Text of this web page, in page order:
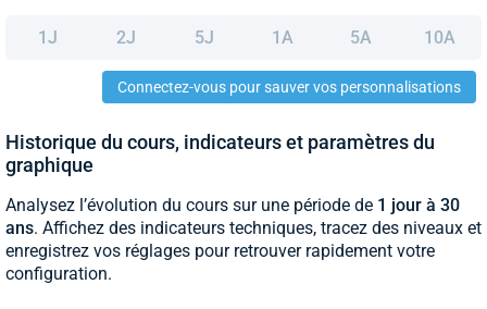
1J 2J 5J 1A 5A 10A
Connectez-vous pour sauver vos personnalisations
Historique du cours, indicateurs et paramètres du
graphique
Analysez l’évolution du cours sur une période de 1 jour à 30
ans. Affichez des indicateurs techniques, tracez des niveaux et
enregistrez vos réglages pour retrouver rapidement votre
configuration.